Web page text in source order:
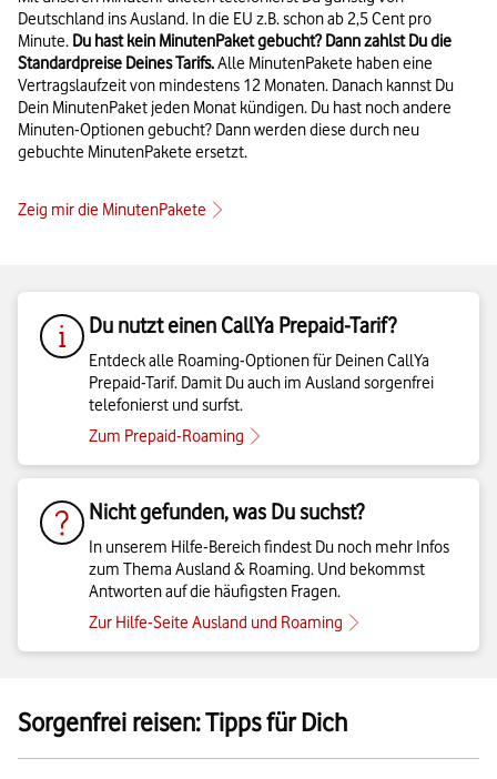
Deutschland ins Ausland. In die EU z.B. schon ab 2,5 Cent pro
Minute. Du hast kein MinutenPaket gebucht? Dann zahlst Du die
Standardpreise Deines Tarifs.Alle MinutenPakete haben eine
Vertragslaufzeit von mindestens 12 Monaten. Danach kannst Du
Dein MinutenPaket jeden Monat kündigen. Du hast noch andere
Minuten-Optionen gebucht? Dann werden diese durch neu
gebuchte MinutenPakete ersetzt.
Zeig mir die MinutenPakete
Du nutzt einen CallYa Prepaid-Tarif?
Entdeck alle Roaming-Optionen für Deinen CallYa
Prepaid-Tarif. Damit Du auch im Ausland sorgenfrei
telefonierst und surfst.
Zum Prepaid-Roaming
Nicht gefunden, was Du suchst?
In unserem Hilfe-Bereich findest Du noch mehr Infos
zum Thema Ausland & Roaming. Und bekommst
Antworten auf die häufigsten Fragen.
Zur Hilfe-Seite Ausland und Roaming
Sorgenfrei reisen: Tipps für Dich